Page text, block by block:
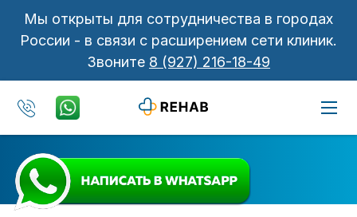
Мы открыты для сотрудничества в городах
России - в связи с расширением сети клиник.
Звоните 8 (927) 216-18-49